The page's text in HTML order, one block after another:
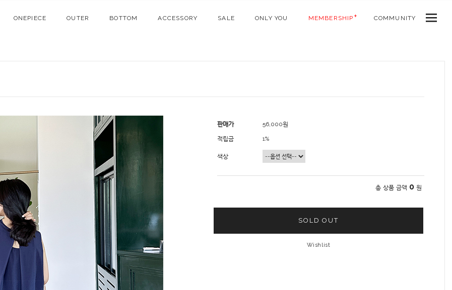
ONEPIECE OUTER BOTTOM ACCESSORY SALE ONLY YOU MEMBERSHIP COMMUNITY
판매가 56,000원
적립금 1%
색상
총 상품 금액 0 원
SOLD OUT
Wishlist